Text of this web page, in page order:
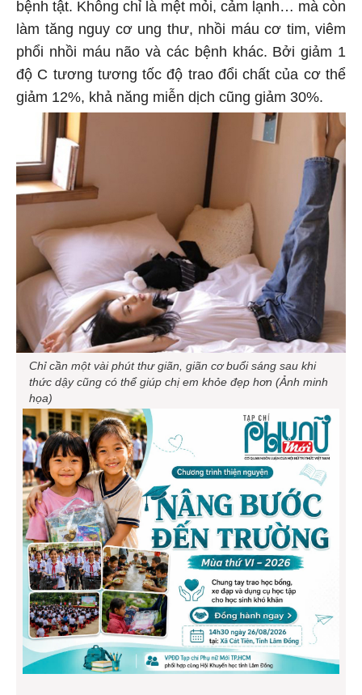
bệnh tật. Không chỉ là mệt mỏi, cảm lạnh… mà còn
làm tăng nguy cơ ung thư, nhồi máu cơ tim, viêm
phổi nhồi máu não và các bệnh khác. Bởi giảm 1
độ C tương tương tốc độ trao đổi chất của cơ thể
giảm 12%, khả năng miễn dịch cũng giảm 30%.
Chỉ cần một vài phút thư giãn, giãn cơ buổi sáng sau khi
thức dậy cũng có thể giúp chị em khỏe đẹp hơn (Ảnh minh
họa)